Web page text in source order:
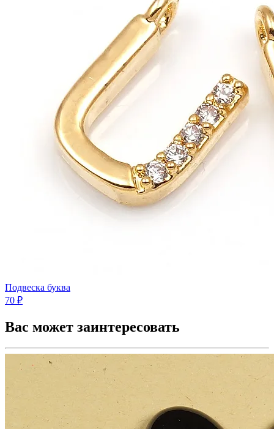
Подвеска буква
70 ₽
Вас может заинтересовать